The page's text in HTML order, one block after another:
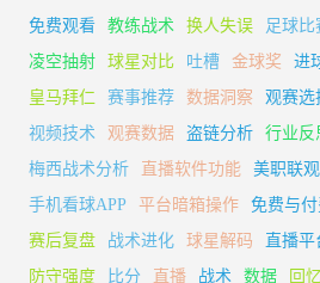
免费观看
教练战术 换人失误 足球比
凌空抽射
球星对比 吐槽 金球奖 进
皇马拜仁
赛事推荐 数据洞察 观赛选
视频技术
观赛数据 盗链分析 行业反
梅西战术分析
直播软件功能 美职联
手机看球APP
平台暗箱操作 免费与付
赛后复盘
战术进化 球星解码 直播
防守强度
比分 直播 战术 数据 回